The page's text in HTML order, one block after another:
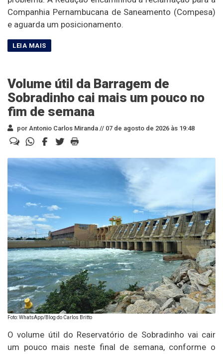
Companhia Pernambucana de Saneamento (Compesa)
e aguarda um posicionamento.
Volume útil da Barragem de
Sobradinho cai mais um pouco no
fim de semana
por Antonio Carlos Miranda // 07 de agosto de 2026 às 19:48
Foto: WhatsApp/Blog do Carlos Britto
O volume útil do Reservatório de Sobradinho vai cair
um pouco mais neste final de semana, conforme o